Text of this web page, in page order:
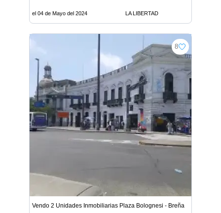
el 04 de Mayo del 2024 LA LIBERTAD
8
Vendo 2 Unidades Inmobiliarias Plaza Bolognesi - Breña